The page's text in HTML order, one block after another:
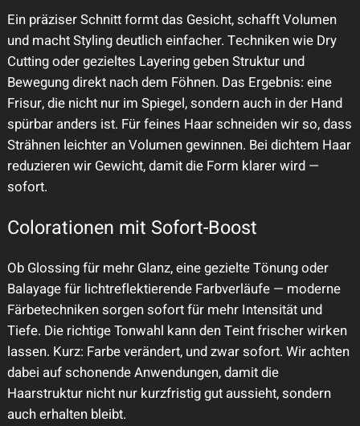
Ein präziser Schnitt formt das Gesicht, schafft Volumen
und macht Styling deutlich einfacher. Techniken wie Dry
Cutting oder gezieltes Layering geben Struktur und
Bewegung direkt nach dem Föhnen. Das Ergebnis: eine
Frisur, die nicht nur im Spiegel, sondern auch in der Hand
spürbar anders ist. Für feines Haar schneiden wir so, dass
Strähnen leichter an Volumen gewinnen. Bei dichtem Haar
reduzieren wir Gewicht, damit die Form klarer wird —
sofort.
Colorationen mit Sofort-Boost
Ob Glossing für mehr Glanz, eine gezielte Tönung oder
Balayage für lichtreflektierende Farbverläufe — moderne
Färbetechniken sorgen sofort für mehr Intensität und
Tiefe. Die richtige Tonwahl kann den Teint frischer wirken
lassen. Kurz: Farbe verändert, und zwar sofort. Wir achten
dabei auf schonende Anwendungen, damit die
Haarstruktur nicht nur kurzfristig gut aussieht, sondern
auch erhalten bleibt.